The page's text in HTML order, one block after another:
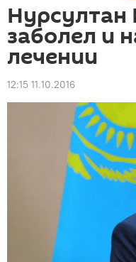
Нурсултан
заболел и
лечении
12:15 11.10.2016